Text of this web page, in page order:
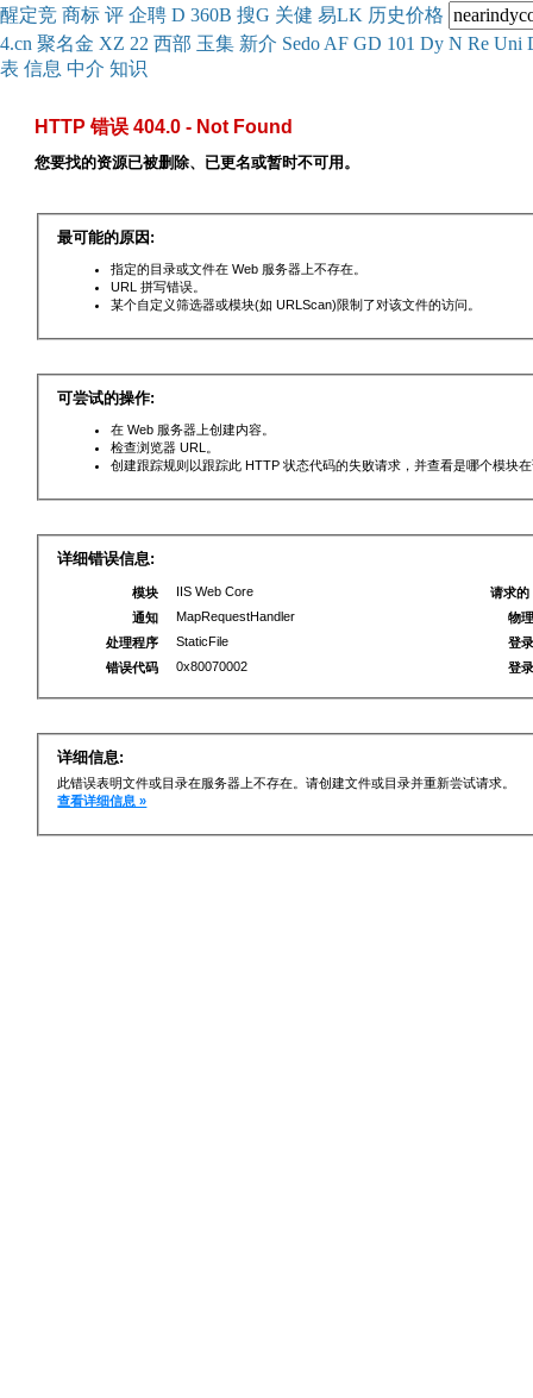
醒定竞 商标 评 企聘 D 360B 搜G 关健 易LK 历史价格
4.cn 聚名金 XZ 22 西部 玉集 新介 Sedo AF GD 101 Dy N Re Uni
表 信息 中介 知识